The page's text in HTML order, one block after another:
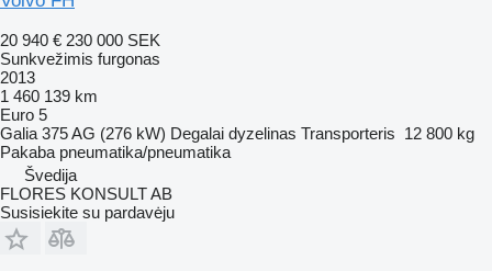
20 940 € 230 000 SEK
Sunkvežimis furgonas
2013
1 460 139 km
Euro 5
Galia 375 AG (276 kW) Degalai dyzelinas Transporteris 12 800 kg
Pakaba pneumatika/pneumatika
Švedija
FLORES KONSULT AB
Susisiekite su pardavėju